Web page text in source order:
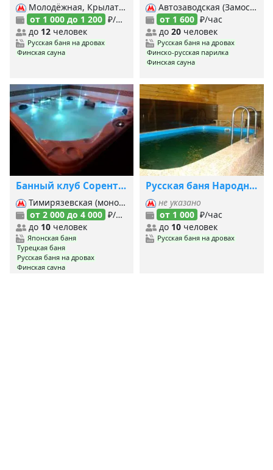
Молодёжная, Крылатское,
от 1 000 до 1 200 ₽/час
до 12 человек
Русская баня на дровах
Финская сауна
Автозаводская (Замоскворецкая), Автозаводская (МЦК), Дубровка, Дубровка,
от 1 600 ₽/час
до 20человек
Русская баня на дровах
Финско-русская парилка
Финская сауна
Банный клуб Соренто на Дмитровском шоссе
Тимирязевская (монорельс), Тимирязевская (Серп.-Тимирязевская), Дмитровская, Петровско-Разумовская (Люб.-Дмитровская), Петровско-Разумовская (Серп.-Тимирязевская),
от 2 000 до 4 000 ₽/час
до 10 человек
Японская баня
Турецкая баня
Русская баня на дровах
Финская сауна
Русская баня Народный лекарь
не указано
от 1 000 ₽/час
до 10человек
Русская баня на дровах